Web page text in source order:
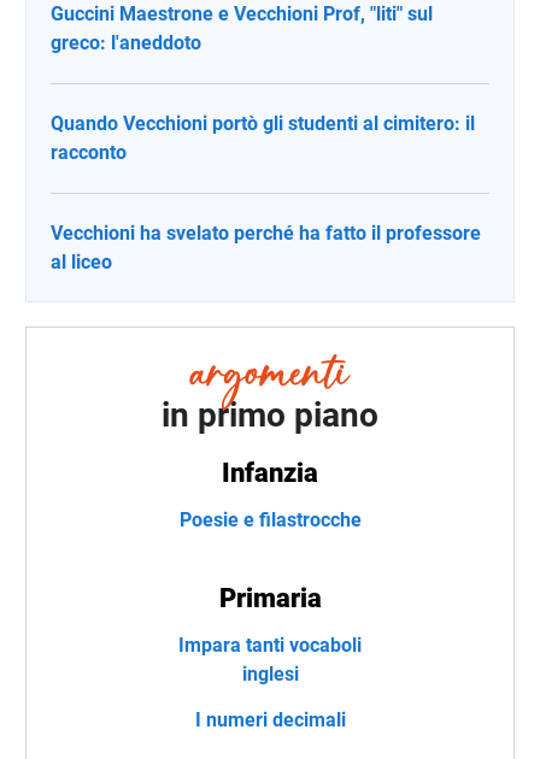
Guccini Maestrone e Vecchioni Prof, "liti" sul
greco: l'aneddoto
Quando Vecchioni portò gli studenti al cimitero: il
racconto
Vecchioni ha svelato perché ha fatto il professore
al liceo
in primo piano
Infanzia
Poesie e filastrocche
Primaria
Impara tanti vocaboli
inglesi
I numeri decimali